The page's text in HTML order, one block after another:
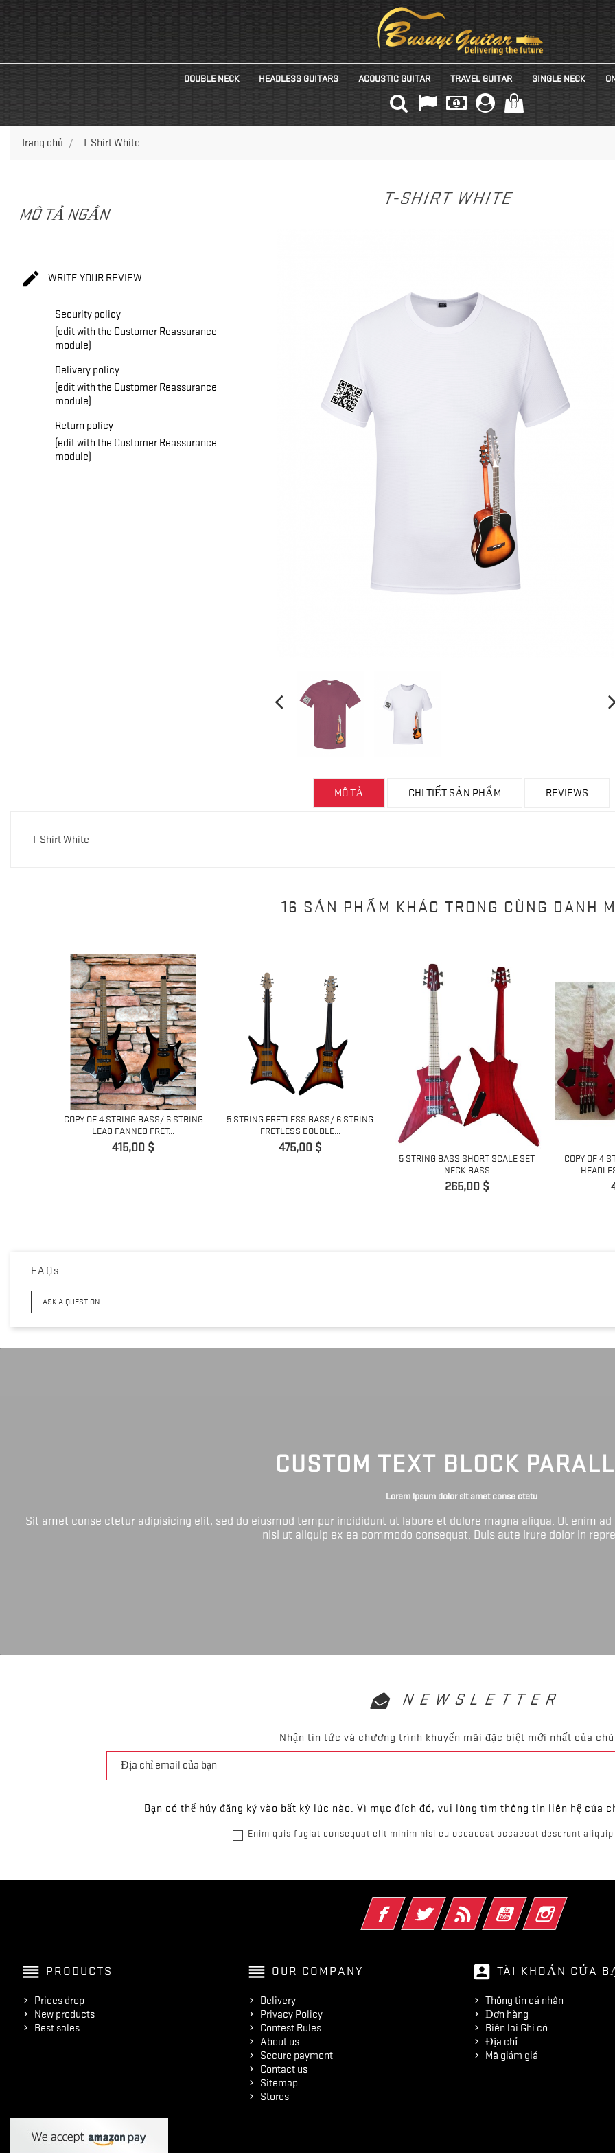
DOUBLE NECK HEADLESS GUITARS ACOUSTIC GUITAR TRAVEL GUITAR SINGLE NECK
(0)
Trang chủ T-Shirt White
MÔ TẢ NGẮN
 WRITE YOUR REVIEW
Security policy
(edit with the Customer Reassurance
module)
Delivery policy
(edit with the Customer Reassurance
module)
Return policy
(edit with the Customer Reassurance
module)
T-SHIRT WHITE
MÔ TẢ CHI TIẾT SẢN PHẨM REVIEWS
T-Shirt White
16 SẢN PHẨM KHÁC TRONG CÙNG DANH
COPY OF 4 STRING BASS/ 6 STRING
LEAD FANNED FRET...
Giá
415,00 $
5 STRING FRETLESS BASS/ 6 STRING
FRETLESS DOUBLE...
Giá
475,00 $
5 STRING BASS SHORT SCALE SET
NECK BASS
Giá
265,00 $
COPY OF 4
FAQs
ASK A QUESTION
CUSTOM TEXT BLOCK
Lorem ipsum dolor sit amet conse ctetu
Sit amet conse ctetur adipisicing elit, sed do eiusmod tempor incididunt ut labore et dolore magna aliqua. Ut enim
nisi ut aliquip ex ea commodo consequat. Duis aute irure dolor in
NEWSLETTER
Nhận tin tức và chương trình khuyến mãi đặc biệt mới nhất của
Bạn có thể hủy đăng ký vào bất kỳ lúc nào. Vì mục đích đó, vui lòng tìm thông tin liên hệ của
Enim quis fugiat consequat elit minim nisi eu occaecat occaecat deserunt
FacebookTwitter Rss YouTube Instagram
reorder PRODUCTS
Prices drop
New products
Best sales
reorder OUR COMPANY
Delivery
Privacy Policy
Contest Rules
About us
Secure payment
Contact us
Sitemap
Stores
account_box TÀI KHOẢN CỦA
Thông tin cá nhân
Đơn hàng
Biên lai Ghi có
Địa chỉ
Mã giảm giá